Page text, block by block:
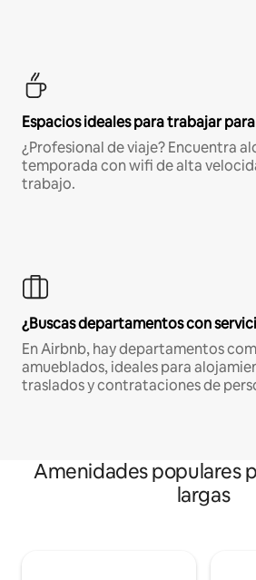
Espacios ideales para trabajar
¿Profesional de viaje? Encuentra
temporada con wifi de alta
trabajo.
¿Buscas departamentos con
En Airbnb, hay departamentos
amueblados, ideales para
traslados y contrataciones de
Amenidades populares
largas